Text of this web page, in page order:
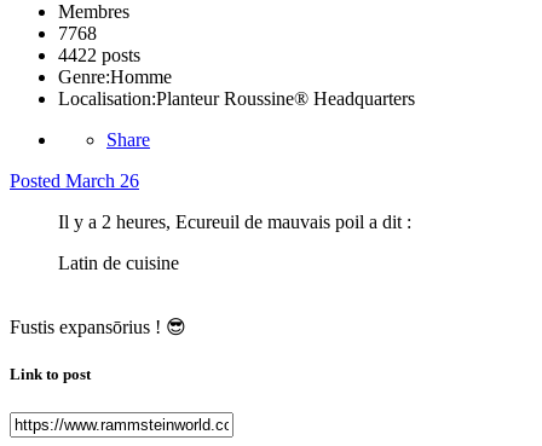
Membres
7768
4422 posts
Genre:Homme
Localisation:Planteur Roussine® Headquarters
Share
Posted March 26
Il y a 2 heures, Ecureuil de mauvais poil a dit :
Latin de cuisine
Fustis expansōrius ! 😎
Link to post